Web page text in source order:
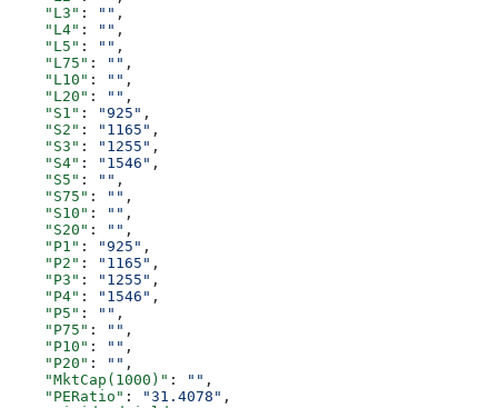
    "L3"
: "" ,
    "L4"
: "" ,
    "L5"
: "" ,
    "L75"
: "" ,
    "L10"
: "" ,
    "L20"
: "" ,
    "S1"
: "925" ,
    "S2"
: "1165" ,
    "S3"
: "1255" ,
    "S4"
: "1546" ,
    "S5"
: "" ,
    "S75"
: "" ,
    "S10"
: "" ,
    "S20"
: "" ,
    "P1"
: "925" ,
    "P2"
: "1165" ,
    "P3"
: "1255" ,
    "P4"
: "1546" ,
    "P5"
: "" ,
    "P75"
: "" ,
    "P10"
: "" ,
    "P20"
: "" ,
    "MktCap(1000)"
: "" ,
    "PERatio"
: "31.4078" ,